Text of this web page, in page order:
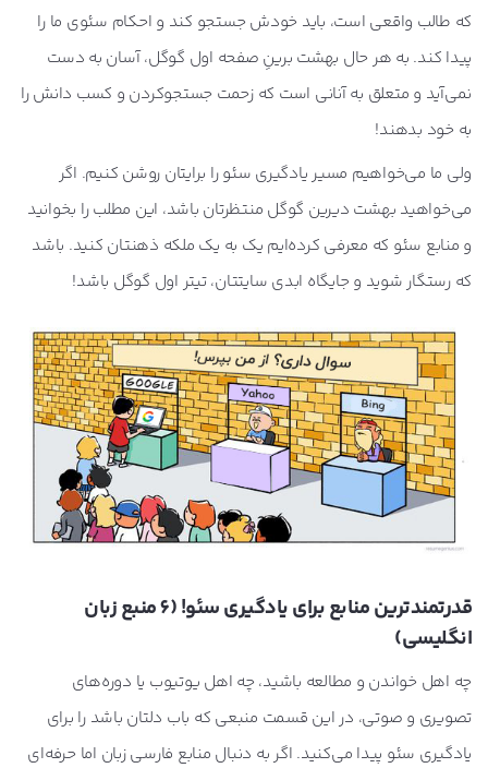
که طالب واقعی است، باید خودش جستجو کند و احکام سئوی ما را
پیدا کند. به هر حال بهشت برینِ صفحه اول گوگل، آسان به دست
نمی‌آید و متعلق به آنانی است که زحمت جستجوکردن و کسب دانش را
به خود بدهند!
ولی ما می‌خواهیم مسیر یادگیری سئو را برایتان روشن کنیم. اگر
می‌خواهید بهشت دیرین گوگل منتظرتان باشد، این مطلب را بخوانید
و منابع سئو که معرفی کرده‌ایم یک به یک ملکه ذهنتان کنید. باشد
که رستگار شوید و جایگاه ابدی سایتتان، تیتر اول گوگل باشد!
قدرتمندترین منابع برای یادگیری سئو! (6 منبع زبان
انگلیسی)
چه اهل خواندن و مطالعه باشید، چه اهل یوتیوب یا دوره‌های
تصویری و صوتی، در این قسمت منبعی که باب دلتان باشد را برای
یادگیری سئو پیدا می‌کنید. اگر به دنبال منابع فارسی زبان اما حرفه‌ای